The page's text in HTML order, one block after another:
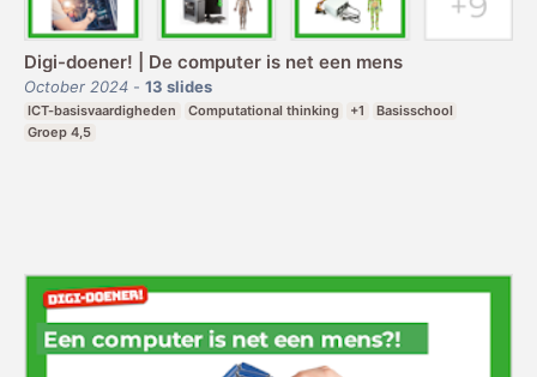
Digi-doener! | De computer is net een mens
October 2024 - 13 slides
ICT-basisvaardigheden Computational thinking +1
Basisschool
Groep 4,5